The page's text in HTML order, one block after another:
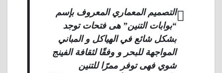
التصميم المعماري المعروف بإسم
“بوابات التنين” هى فتحات توجد
بشكل شائع في الهياكل و المباني
المواجهة للبحر و وفقًا لثقافة الفينج
شوي فهى توفر ممرًا للتنين